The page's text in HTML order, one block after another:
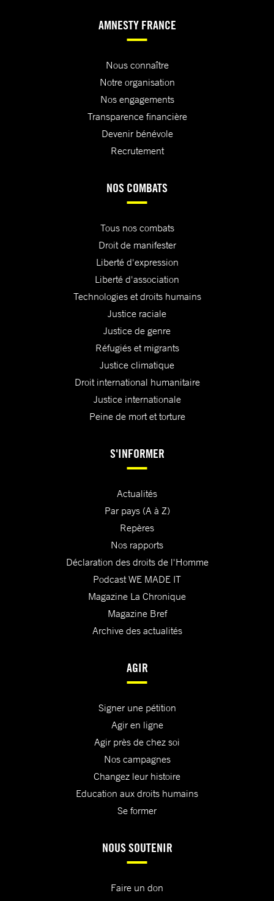
AMNESTY FRANCE
Nous connaître
Notre organisation
Nos engagements
Transparence financière
Devenir bénévole
Recrutement
NOS COMBATS
Tous nos combats
Droit de manifester
Liberté d'expression
Liberté d'association
Technologies et droits humains
Justice raciale
Justice de genre
Réfugiés et migrants
Justice climatique
Droit international humanitaire
Justice internationale
Peine de mort et torture
S'INFORMER
Actualités
Par pays (A à Z)
Repères
Nos rapports
Déclaration des droits de l'Homme
Podcast WE MADE IT
Magazine La Chronique
Magazine Bref
Archive des actualités
AGIR
Signer une pétition
Agir en ligne
Agir près de chez soi
Nos campagnes
Changez leur histoire
Education aux droits humains
Se former
NOUS SOUTENIR
Faire un don